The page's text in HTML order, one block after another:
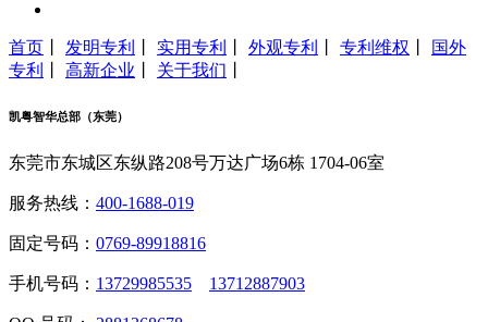
首页 发明专利 实用专利 外观专利 专利维权
国外
专利
高新企业 关于我们
凯粤智华总部（东莞）
东莞市东城区东纵路208号万达广场6栋 1704-06室
服务热线： 400-1688-019
固定号码： 0769-89918816
手机号码： 13729985535 13712887903